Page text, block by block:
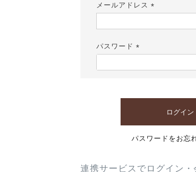
メールアドレス
須)
パスワード
須)
ログイン
パスワードをお忘
連携サービスでログイン・